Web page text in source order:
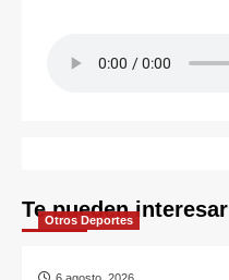
Te pueden interesar
Otros Deportes